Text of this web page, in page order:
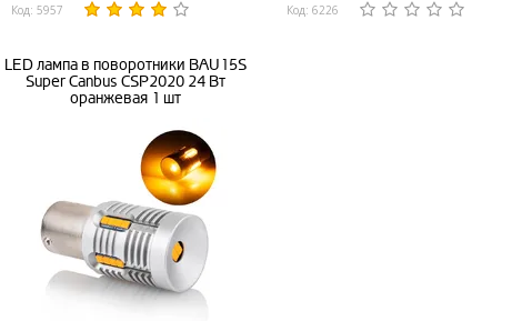
Код: 5957 Код: 6226
LED лампа в поворотники BAU15S
Super Canbus CSP2020 24 Вт
оранжевая 1 шт